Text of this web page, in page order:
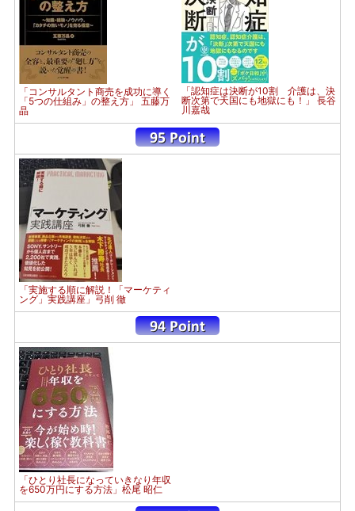
「コンサルタント商売を成功に導く
「5つの仕組み」の整え方」 五藤万
晶
「認知症は決断が10割 介護は、決
断次第で天国にも地獄にも！」 長谷
川嘉哉
「実施する順に解説！「マーケティ
ング」実践講座」弓削 徹
「ひとり社長になっていきなり年収
を650万円にする方法」松尾 昭仁